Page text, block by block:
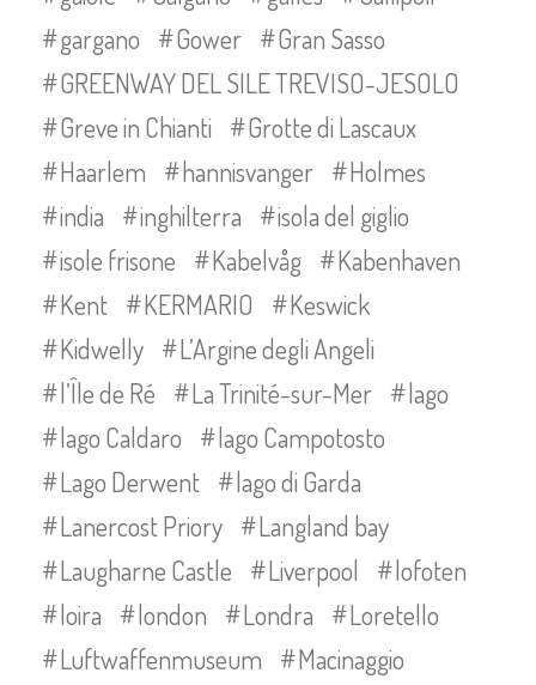
gargano
Gower
Gran Sasso
GREENWAY DEL SILE TREVISO-JESOLO
Greve in Chianti
Grotte di Lascaux
Haarlem
hannisvanger
Holmes
india
inghilterra
isola del giglio
isole frisone
Kabelvåg
Kabenhaven
Kent
KERMARIO
Keswick
Kidwelly
L’Argine degli Angeli
l’Île de Ré
La Trinité-sur-Mer
lago
lago Caldaro
lago Campotosto
Lago Derwent
lago di Garda
Lanercost Priory
Langland bay
Laugharne Castle
Liverpool
lofoten
loira
london Londra
Loretello
Luftwaffenmuseum
Macinaggio